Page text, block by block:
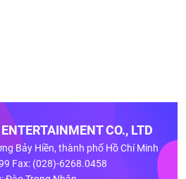
CO., LTD
Bảy Hiền, thành phố Hồ Chí Minh
Fax: (028)-6268.0458